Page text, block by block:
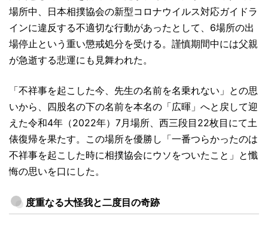
場所中、日本相撲協会の新型コロナウイルス対応ガイドラ
インに違反する不適切な行動があったとして、6場所の出
場停止という重い懲戒処分を受ける。謹慎期間中には父親
が急逝する悲運にも見舞われた。
「不祥事を起こした今、先生の名前を名乗れない」との思
いから、四股名の下の名前を本名の「広暉」へと戻して迎
えた令和4年（2022年）7月場所、西三段目22枚目にて土
俵復帰を果たす。この場所を優勝し「一番つらかったのは
不祥事を起こした時に相撲協会にウソをついたこと」と懺
悔の思いを口にした。
度重なる大怪我と二度目の奇跡